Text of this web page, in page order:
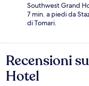
Southwest Grand
7 min. a piedi da
di Tomari.
Recensioni
Recensioni
Hotel